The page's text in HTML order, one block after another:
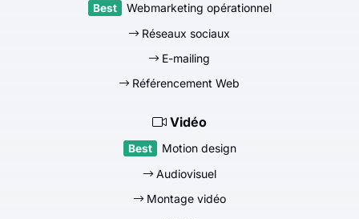
Webmarketing opérationnel
Réseaux sociaux
E-mailing
Référencement Web
Vidéo
Motion design
Audiovisuel
Montage vidéo